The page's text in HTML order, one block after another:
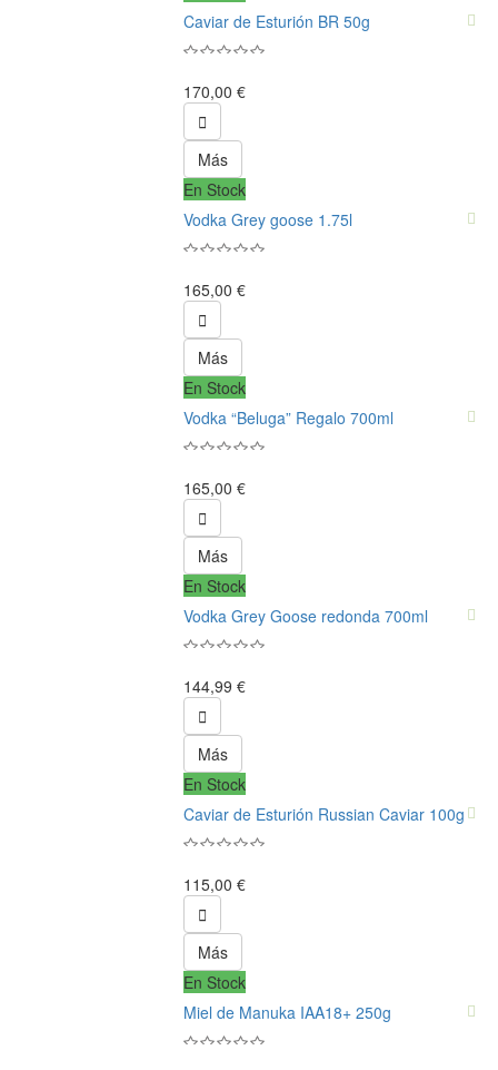
Caviar de Esturión BR 50g
170,00 €

Más
En Stock
Vodka Grey goose 1.75l
165,00 €

Más
En Stock
Vodka “Beluga” Regalo 700ml
165,00 €

Más
En Stock
Vodka Grey Goose redonda 700ml
144,99 €

Más
En Stock
Caviar de Esturión Russian Caviar 100g
115,00 €

Más
En Stock
Miel de Manuka IAA18+ 250g